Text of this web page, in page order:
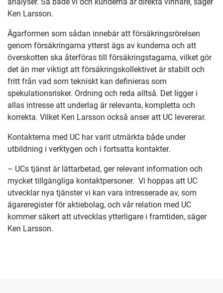
Ken Larsson.
Ägarformen som sådan innebär att försäkringsrörelsen
genom försäkringarna ytterst ägs av kunderna och att
överskotten ska återföras till försäkringstagarna, vilket gör
det än mer viktigt att försäkringskollektivet är stabilt och
fritt från vad som tekniskt kan definieras som
spekulationsrisker. Ordning och reda alltså. Det ligger i
allas intresse att underlag är relevanta, kompletta och
korrekta. Vilket Ken Larsson också anser att UC levererar.
Kontakterna med UC har varit utmärkta både under
utbildning i verktygen och i fortsatta kontakter.
– UCs tjänst är lättarbetad, ger relevant information och
mycket tillgängliga kontaktpersoner. Vi hoppas att UC
utvecklar nya tjänster vi kan vara intresserade av, som
ägareregister för aktiebolag, och vår relation med UC
kommer säkert att utvecklas ytterligare i framtiden, säger
Ken Larsson.